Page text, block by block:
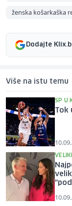
ženska košarkaška
Dodajte
Više na istu temu
SP U
Tok